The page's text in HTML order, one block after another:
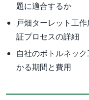
題に適合するか
戸畑ターレット工
証プロセスの詳細
自社のボトルネッ
かる期間と費用